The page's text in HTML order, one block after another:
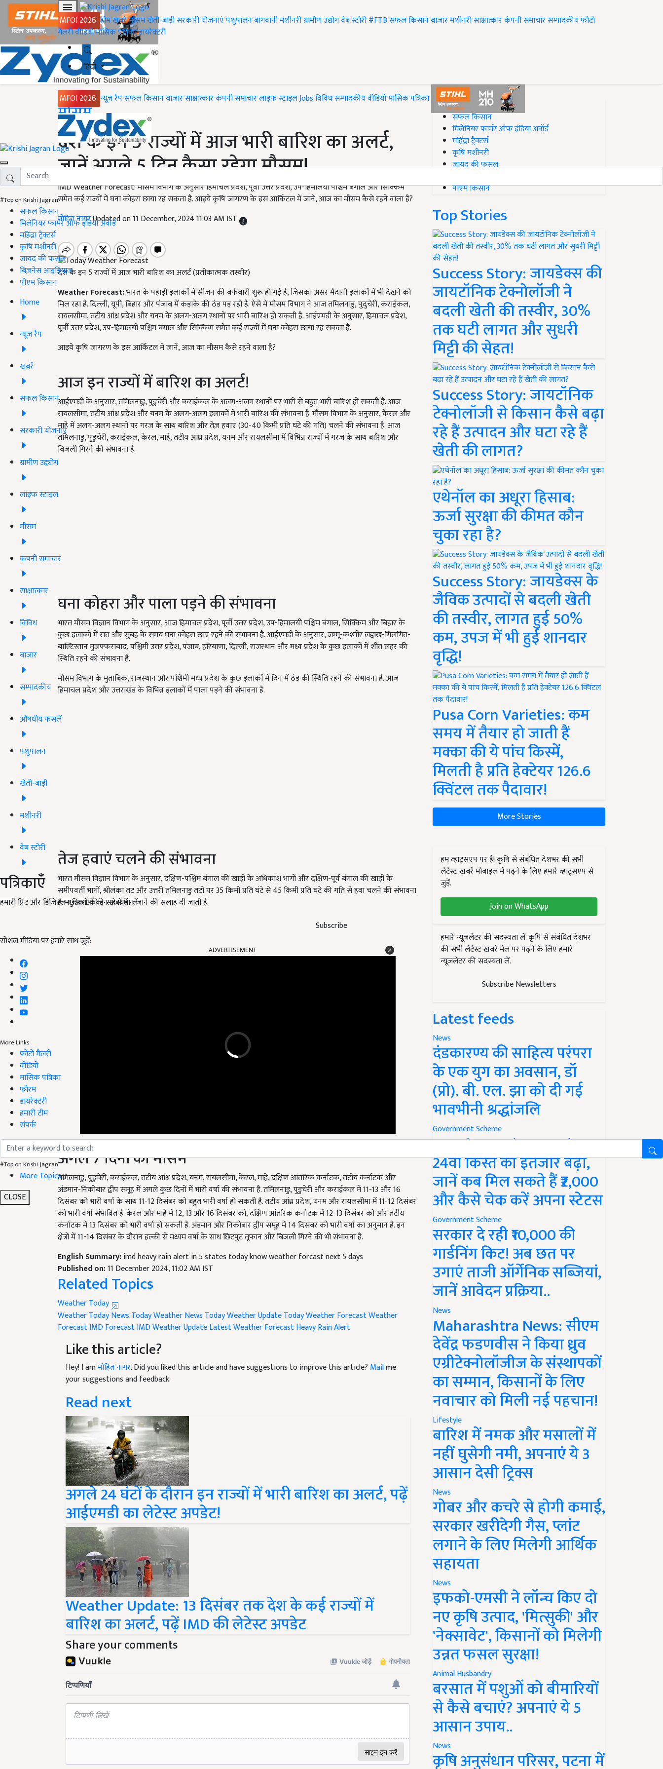
MFOI 2026 होमख़बरेंमौसमखेती-बाड़ीसरकारी योजनाएंपशुपालनबागवानीमशीनरीग्रामीण उद्योगवेब स्टोरी#FTBसफल किसानबाजारमशीनरीसाक्षात्कारकंपनी समाचारसम्पादकीयफोटो
गैलरीवीडियोमासिक पत्रिकाडायरेक्टरी
हिंदी
MFOI 2026 न्यूज़ रैपसफल किसानबाजारसाक्षात्कारकंपनी समाचारलाइफ स्टाइलJobsविविधसम्पादकीयवीडियोमासिक पत्रिका
#Top on Krishi Jagran
सफल किसान
मिलेनियर फार्मर ऑफ इंडिया अवॉर्ड
महिंद्रा ट्रैक्टर्स
कृषि मशीनरी
जायद की फसल
बिज़नेस आइडियाज
पीएम किसान
Home
न्यूज़ रैप
खबरें
सफल किसान
सरकारी योजनाएं
ग्रामीण उद्द्योग
लाइफ स्टाइल
मौसम
कंपनी समाचार
साक्षात्कार
विविध
बाजार
सम्पादकीय
औषधीय फसलें
पशुपालन
खेती-बाड़ी
मशीनरी
वेब स्टोरी
पत्रिकाएँ
हमारी प्रिंट और डिजिटल पत्रिकाओं की सदस्यता लें
Subscribe
सोशल मीडिया पर हमारे साथ जुड़ें:
More Links
फोटो गैलरी
वीडियो
मासिक पत्रिका
फोरम
डायरेक्टरी
हमारी टीम
संपर्क
#Top on Krishi Jagran
More Topics
CLOSE
Home
मौसम
देश के इन 5 राज्यों में आज भारी बारिश का अलर्ट,
जानें अगले 5 दिन कैसा रहेगा मौसम!
IMD Weather Forecast: मौसम विभाग के अनुसार हिमाचल प्रदेश, पूर्वी उत्तर प्रदेश, उप-हिमालयी पश्चिम बंगाल और सिक्किम
समेत कई राज्यों में घना कोहरा छाया रह सकता है. आइये कृषि जागरण के इस आर्किटल में जानें, आज का मौसम कैसे रहने वाला है?
मोहित नागरUpdated on 11 December, 2024 11:03 AM IST
देश के इन 5 राज्यों में आज भारी बारिश का अलर्ट (प्रतीकात्मक तस्वीर)
Weather Forecast:भारत के पहाड़ी इलाकों में सीजन की बर्फबारी शुरू हो गई है, जिसका असर मैदानी इलाकों में भी देखने को
मिल रहा है. दिल्ली, यूपी, बिहार और पंजाब में कड़ाके की ठंड पड़ रही है. ऐसे में मौसम विभाग ने आज तमिलनाडु, पुदुचेरी, कराईकल,
रायलसीमा, तटीय आंध्र प्रदेश और यनम के अलग-अलग स्थानों पर भारी बारिश हो सकती है. आईएमडी के अनुसार, हिमाचल प्रदेश,
पूर्वी उत्तर प्रदेश, उप-हिमालयी पश्चिम बंगाल और सिक्किम समेत कई राज्यों में घना कोहरा छाया रह सकता है.
आइये कृषि जागरण के इस आर्किटल में जानें, आज का मौसम कैसे रहने वाला है?
आज इन राज्यों में बारिश का अलर्ट!
आईएमडी के अनुसार, तमिलनाडु, पुडुचेरी और कराईकल के अलग-अलग स्थानों पर भारी से बहुत भारी बारिश हो सकती है. आज
रायलसीमा, तटीय आंध्र प्रदेश और यनम के अलग-अलग इलाकों में भारी बारिश की संभावना है. मौसम विभाग के अनुसार, केरल और
माहे में अलग-अलग स्थानों पर गरज के साथ बारिश और तेज़ हवाएं (30-40 किमी प्रति घंटे की गति) चलने की संभावना है. आज
तमिलनाडु, पुडुचेरी, कराईकल, केरल, माहे, तटीय आंध्र प्रदेश, यनम और रायलसीमा में विभिन्न राज्यों में गरज के साथ बारिश और
बिजली गिरने की संभावना है.
घना कोहरा और पाला पड़ने की संभावना
भारत मौसम विज्ञान विभाग के अनुसार, आज हिमाचल प्रदेश, पूर्वी उत्तर प्रदेश, उप-हिमालयी पश्चिम बंगाल, सिक्किम और बिहार के
कुछ इलाकों में रात और सुबह के समय घना कोहरा छाए रहने की संभावना है. आईएमडी के अनुसार, जम्मू-कश्मीर लद्दाख-गिलगित-
बाल्टिस्तान मुजफ्फराबाद, पश्चिमी उत्तर प्रदेश, पंजाब, हरियाणा, दिल्ली, राजस्थान और मध्य प्रदेश के कुछ इलाकों में शीत लहर की
स्थिति रहने की संभावना है.
मौसम विभाग के मुताबिक, राजस्थान और पश्चिमी मध्य प्रदेश के कुछ इलाकों में दिन में ठंड की स्थिति रहने की संभावना है. आज
हिमाचल प्रदेश और उत्तराखंड के विभिन्न इलाकों में पाला पड़ने की संभावना है.
तेज हवाएं चलने की संभावना
भारत मौसम विज्ञान विभाग के अनुसार, दक्षिण-पश्चिम बंगाल की खाड़ी के अधिकांश भागों और दक्षिण-पूर्व बंगाल की खाड़ी के
समीपवर्ती भागों, श्रीलंका तट और उत्तरी तमिलनाडु तटों पर 35 किमी प्रति घंटे से 45 किमी प्रति घंटे की गति से हवा चलने की संभावना
है. मछुआरों को इन क्षेत्रों में न जाने की सलाह दी जाती है.
अगले 7 दिनों का मौसम
तमिलनाडु, पुडुचेरी, कराईकल, तटीय आंध्र प्रदेश, यनम, रायलसीमा, केरल, माहे, दक्षिण आंतरिक कर्नाटक, तटीय कर्नाटक और
अंडमान-निकोबार द्वीप समूह में अगले कुछ दिनों में भारी वर्षा की संभावना है. तमिलनाडु, पुडुचेरी और कराईकल में 11-13 और 16
दिसंबर को भारी वर्षा के साथ 11-12 दिसंबर को बहुत भारी वर्षा हो सकती है. तटीय आंध्र प्रदेश, यनम और रायलसीमा में 11-12 दिसंबर
को भारी वर्षा संभावित है. केरल और माहे में 12, 13 और 16 दिसंबर को, दक्षिण आंतरिक कर्नाटक में 12-13 दिसंबर को और तटीय
कर्नाटक में 13 दिसंबर को भारी वर्षा हो सकती है. अंडमान और निकोबार द्वीप समूह में 14 दिसंबर को भारी वर्षा का अनुमान है. इन
क्षेत्रों में 11-14 दिसंबर के दौरान हल्की से मध्यम वर्षा के साथ छिटपुट तूफान और बिजली गिरने की भी संभावना है.
imd heavy rain alert in 5 states today know weather forcast next 5 days
Published on:11 December 2024, 11:02 AM IST
Related Topics
Weather Today
Weather Today News
ForecastIMD ForecastIMD Weather UpdateLatest Weather ForecastHeavy Rain Alert
Like this article?
Hey! I amमोहित नागर . Did you liked this article and have suggestions to improve this article?
your suggestions and feedback.
Read next
अगले 24 घंटों के दौरान इन राज्यों में भारी बारिश का अलर्ट, पढ़ें
आईएमडी का लेटेस्ट अपडेट!
Weather Update: 13 दिसंबर तक देश के कई राज्यों में
बारिश का अलर्ट, पढ़ें IMD की लेटेस्ट अपडेट
Share your comments
#Top on Krishi Jagran
सफल किसान
मिलेनियर फार्मर ऑफ इंडिया अवॉर्ड
महिंद्रा ट्रैक्टर्स
कृषि मशीनरी
जायद की फसल
पीएम किसान
Top Stories
Success Story: जायडेक्स की
जायटॉनिक टेक्नोलॉजी ने
बदली खेती की तस्वीर, 30%
तक घटी लागत और सुधरी
मिट्टी की सेहत!
Success Story: जायटॉनिक
टेक्नोलॉजी से किसान कैसे बढ़ा
रहे हैं उत्पादन और घटा रहे हैं
खेती की लागत?
एथेनॉल का अधूरा हिसाब:
ऊर्जा सुरक्षा की कीमत कौन
चुका रहा है?
Success Story: जायडेक्स के
जैविक उत्पादों से बदली खेती
की तस्वीर, लागत हुई 50%
कम, उपज में भी हुई शानदार
वृद्धि!
Pusa Corn Varieties: कम
समय में तैयार हो जाती हैं
मक्का की ये पांच किस्में,
मिलती है प्रति हेक्टेयर 126.6
क्विंटल तक पैदावार!
More Stories
हम व्हाट्सएप पर हैं! कृषि से संबंधित देशभर की सभी
लेटेस्ट ख़बरें मोबाइल में पढ़ने के लिए हमारे व्हाट्सएप से
जुड़ें.
Join on WhatsApp
हमारे न्यूज़लेटर की सदस्यता लें. कृषि से संबंधित देशभर
की सभी लेटेस्ट ख़बरें मेल पर पढ़ने के लिए हमारे
न्यूज़लेटर की सदस्यता लें.
Subscribe Newsletters
Latest feeds
News
दंडकारण्य की साहित्य परंपरा
के एक युग का अवसान, डॉ
(प्रो). बी. एल. झा को दी गई
भावभीनी श्रद्धांजलि
Government Scheme
PM Kisan Yojana Update:
24वीं किस्त का इंतजार बढ़ा,
जानें कब मिल सकते हैं ₹2,000
और कैसे चेक करें अपना स्टेटस
Government Scheme
सरकार दे रही ₹10,000 की
गार्डनिंग किट! अब छत पर
उगाएं ताजी ऑर्गेनिक सब्जियां,
जानें आवेदन प्रक्रिया..
News
Maharashtra News: सीएम
देवेंद्र फडणवीस ने किया ध्रुव
एग्रीटेक्नोलॉजीज के संस्थापकों
का सम्मान, किसानों के लिए
नवाचार को मिली नई पहचान!
Lifestyle
बारिश में नमक और मसालों में
नहीं घुसेगी नमी, अपनाएं ये 3
आसान देसी ट्रिक्स
News
गोबर और कचरे से होगी कमाई,
सरकार खरीदेगी गैस, प्लांट
लगाने के लिए मिलेगी आर्थिक
सहायता
News
इफको-एमसी ने लॉन्च किए दो
नए कृषि उत्पाद, 'मित्सुकी' और
'नेक्सावेट', किसानों को मिलेगी
उन्नत फसल सुरक्षा!
Animal Husbandry
बरसात में पशुओं को बीमारियों
से कैसे बचाएं? अपनाएं ये 5
आसान उपाय..
News
कृषि अनुसंधान परिसर, पटना में